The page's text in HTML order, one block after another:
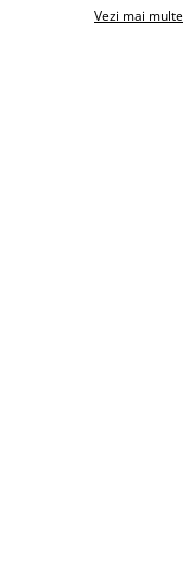
Punti termiceVezi mai multe